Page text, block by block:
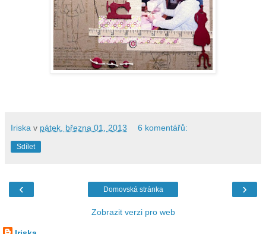
Iriska v pátek, března 01, 2013 6 komentářů:
Sdílet
‹ ›
Domovská stránka
Zobrazit verzi pro web